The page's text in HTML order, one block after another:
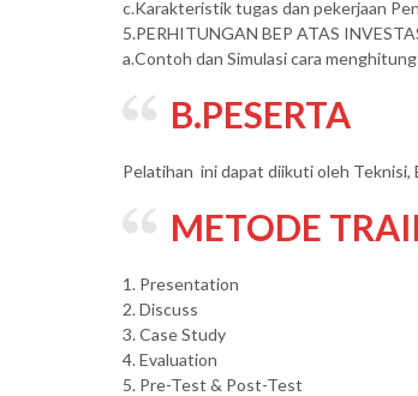
c.Karakteristik tugas dan pekerjaan
5.PERHITUNGAN BEP ATAS
a.Contoh dan Simulasi cara
B.PESERTA
Pelatihan ini dapat diikuti oleh Teknisi,
METODE
1. Presentation
2. Discuss
3. Case Study
4. Evaluation
5. Pre-Test & Post-Test